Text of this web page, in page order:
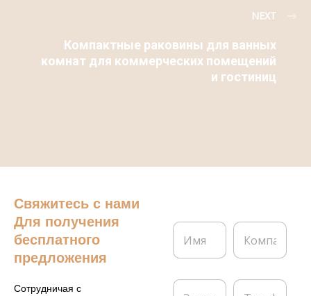
NEXT
Компактные раковины для ванных
комнат для коммерческих помещений
и гостиниц
Свяжитесь с нами
Для получения
бесплатного
предложения
Сотрудничая с
И
я
К
м
а
Э
Т